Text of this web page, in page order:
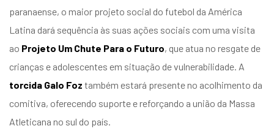
paranaense, o maior projeto social do futebol da América
Latina dará sequência às suas ações sociais com uma visita
ao Projeto Um Chute Para o Futuro, que atua no resgate de
crianças e adolescentes em situação de vulnerabilidade. A
torcida Galo Foz também estará presente no acolhimento da
comitiva, oferecendo suporte e reforçando a união da Massa
Atleticana no sul do país.